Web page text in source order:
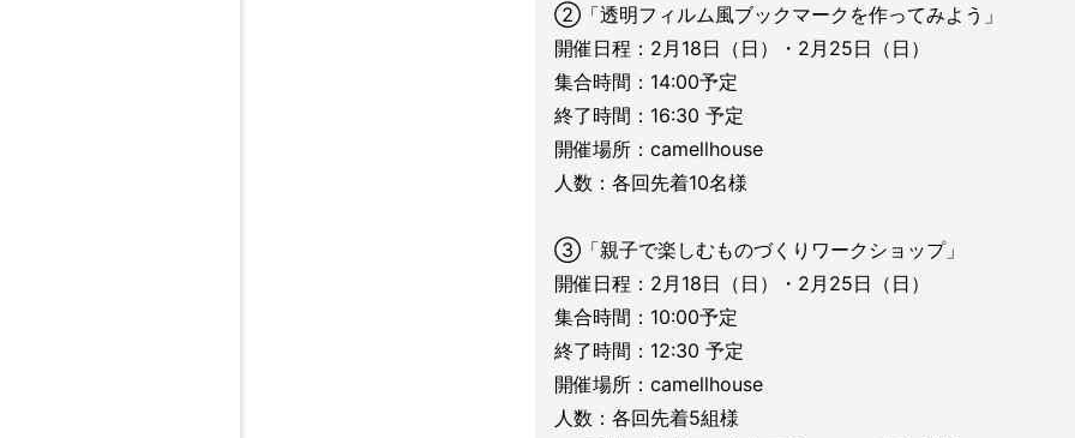
②「透明フィルム風ブックマークを作ってみよう」
開催日程：2月18日（日）・2月25日（日）
集合時間：14:00予定
終了時間：16:30 予定
開催場所：camellhouse
人数：各回先着10名様
③「親子で楽しむものづくりワークショップ」
開催日程：2月18日（日）・2月25日（日）
集合時間：10:00予定
終了時間：12:30 予定
開催場所：camellhouse
人数：各回先着5組様